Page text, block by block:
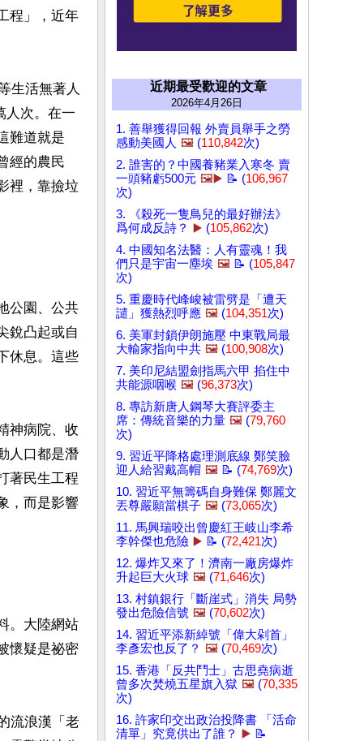
程」，近年
生活無著人
人次。在一
難道就是
經的農民
裡，靠撿垃
公園、公共
銳凸起或自
休息。這些
神病院、收
人口都是潛
著民生工程
，而是影響
。大陸網站
懷疑是祕密
流浪漢「老
近期最受歡迎的文章
2026年4月26日
1. 善舉獲得回報 外賣員舉手之勞
感動美國人 🖼️ (110,842次)
2. 誰害的？中國養豬業入寒冬 賣
一頭豬虧500元 🖼️▶️ 📝 (106,967
次)
3. 《殺死一隻鳥兒的最好辦法》
爲何成反詩？
▶️ (105,862次)
4. 中國知名法醫：人有靈魂！我
們只是宇宙一塵埃 🖼️ 📝 (105,847
次)
5. 重慶時代峰峻被雷劈是「遭天
譴」獲熱烈呼應 🖼️ (104,351次)
6. 美軍封鎖伊朗施壓 中東戰局最
大輸家指向中共 🖼️ (100,908次)
7. 美印尼結盟劍指馬六甲 掐住中
共能源咽喉 🖼️ (96,373次)
8. 專訪新唐人鋼琴大賽評委主
席：傳統音樂的力量 🖼️ (79,760
次)
9. 習近平降格處理測底線 鄭笑臉
迎人給習戴高帽 🖼️ 📝 (74,769次)
10. 習近平無籌碼自身難保 鄭麗文
丟尊嚴願當棋子 🖼️ (73,065次)
11. 馬興瑞咬出曾慶紅王岐山李希
李幹傑也危險 ▶️ 📝 (72,421次)
12. 爆炸又來了！濟南一廠房爆炸
升起巨大火球 🖼️ (71,646次)
13. 村鎮銀行「斷崖式」消失 局勢
發出危險信號 🖼️ (70,602次)
14. 習近平添新綽號「偉大剁首」
李彥宏也反了？ 🖼️ (70,469次)
15. 香港「反共鬥士」古思堯病逝
曾多次焚燒五星旗入獄 🖼️ (70,335
次)
16. 許家印交出政治投降書 「活命
清單」究竟供出了誰？
▶️ 📝